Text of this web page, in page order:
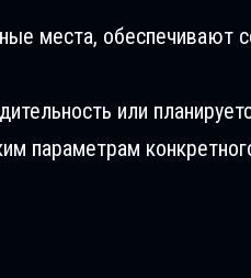
места, обеспечивают
или
параметрам